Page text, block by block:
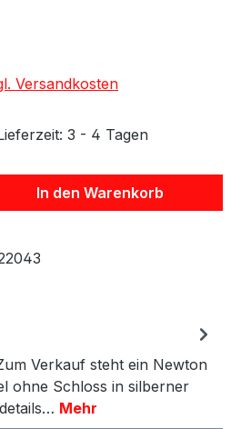
Versandkosten
3 - 4 Tagen
Gib den
In den Warenkorb
Verkauf steht ein Newton
ohne Schloss in silberner
Mehr